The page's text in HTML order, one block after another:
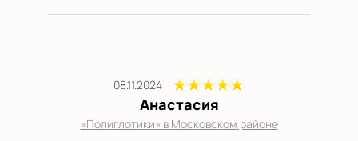
08.11.2024
Анастасия
«Полиглотики» в Московском районе